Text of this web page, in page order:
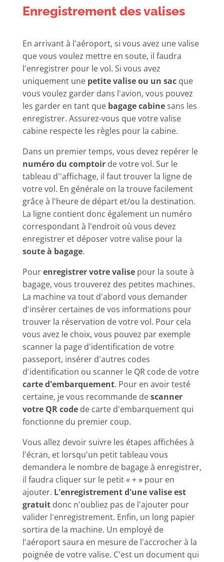
Enregistrement des valises
En arrivant à l'aéroport, si vous avez une valise
que vous voulez mettre en soute, il faudra
l'enregistrer pour le vol. Si vous avez
uniquement une petite valise ou un sacque
vous voulez garder dans l'avion, vous pouvez
les garder en tant que bagage cabinesans les
enregistrer. Assurez-vous que votre valise
cabine respecte les règles pour la cabine.
Dans un premier temps, vous devez repérer le
numéro du comptoirde votre vol. Sur le
tableau d''affichage, il faut trouver la ligne de
votre vol. En générale on la trouve facilement
grâce à l'heure de départ et/ou la destination.
La ligne contient donc également un numéro
correspondant à l'endroit où vous devez
enregistrer et déposer votre valise pour la
soute à bagage.
Pourenregistrer votre valisepour la soute à
bagage, vous trouverez des petites machines.
La machine va tout d'abord vous demander
d'insérer certaines de vos informations pour
trouver la réservation de votre vol. Pour cela
vous avez le choix, vous pouvez par exemple
scanner la page d'identification de votre
passeport, insérer d'autres codes
d'identification ou scanner le QR code de votre
carte d'embarquement. Pour en avoir testé
certaine, je vous recommande descanner
votre QR codede carte d'embarquement qui
fonctionne du premier coup.
Vous allez devoir suivre les étapes affichées à
l'écran, et lorsqu'un petit tableau vous
demandera le nombre de bagage à enregistrer,
il faudra cliquer sur le petit « + » pour en
ajouter. L'enregistrement d'une valise est
gratuitdonc n'oubliez pas de l'ajouter pour
valider l'enregistrement. Enfin, un long papier
sortira de la machine. Un employé de
l'aéroport saura en mesure de l'accrocher à la
poignée de votre valise. C'est un document qui